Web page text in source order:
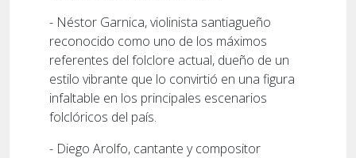
- Néstor Garnica, violinista santiagueño
reconocido como uno de los máximos
referentes del folclore actual, dueño de un
estilo vibrante que lo convirtió en una figura
infaltable en los principales escenarios
folclóricos del país.
- Diego Arolfo, cantante y compositor